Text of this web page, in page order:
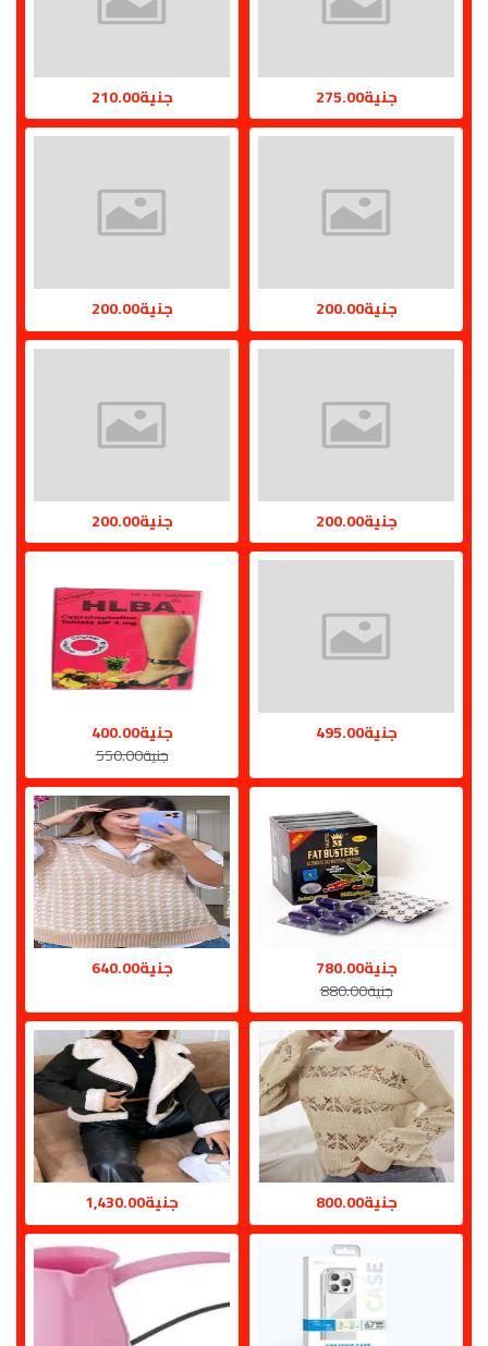
جنية275.00 جنية210.00
جنية200.00 جنية200.00
جنية200.00 جنية200.00
جنية495.00
جنية400.00
جنية550.00
جنية780.00
جنية880.00
جنية640.00
جنية800.00 جنية1,430.00